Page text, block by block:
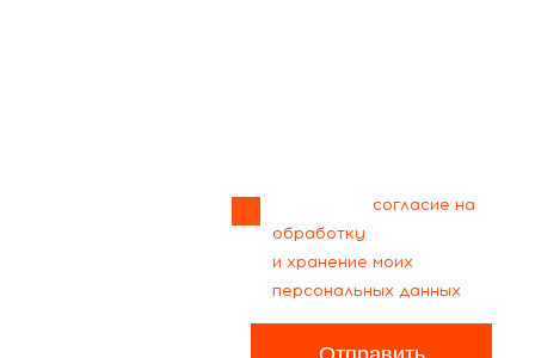
согласие на
обработку
и хранение моих
персональных данных